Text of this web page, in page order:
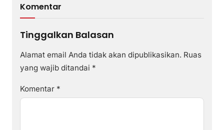
Komentar
Tinggalkan Balasan
Alamat email Anda tidak akan dipublikasikan. Ruas
yang wajib ditandai *
Komentar *